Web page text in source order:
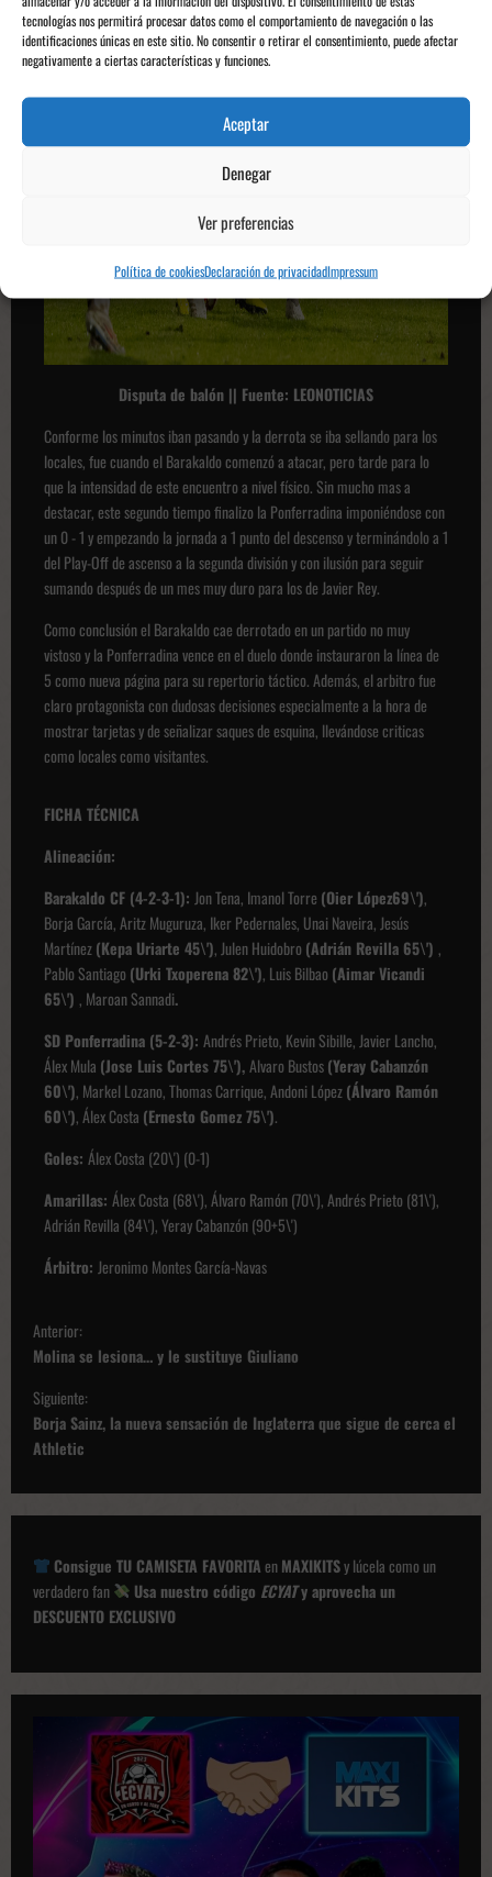
tecnologías nos permitirá procesar datos como el comportamiento de navegación o las
identificaciones únicas en este sitio. No consentir o retirar el consentimiento, puede afectar
negativamente a ciertas características y funciones.
Aceptar
Denegar
Ver preferencias
Política de cookiesDeclaración de privacidadImpressum
Disputa de balón || Fuente: LEONOTICIAS
Conforme los minutos iban pasando y la derrota se iba sellando para los
locales, fue cuando el Barakaldo comenzó a atacar, pero tarde para lo
que la intensidad de este encuentro a nivel físico. Sin mucho mas a
destacar, este segundo tiempo finalizo la Ponferradina imponiéndose con
un 0 - 1 y empezando la jornada a 1 punto del descenso y terminándolo a 1
del Play-Off de ascenso a la segunda división y con ilusión para seguir
sumando después de un mes muy duro para los de Javier Rey.
Como conclusión el Barakaldo cae derrotado en un partido no muy
vistoso y la Ponferradina vence en el duelo donde instauraron la línea de
5 como nueva página para su repertorio táctico. Además, el arbitro fue
claro protagonista con dudosas decisiones especialmente a la hora de
mostrar tarjetas y de señalizar saques de esquina, llevándose criticas
como locales como visitantes.
FICHA TÉCNICA
Alineación:
Barakaldo CF (4-2-3-1): Jon Tena, Imanol Torre (Oier López69\'),
Borja García, Aritz Muguruza, Iker Pedernales, Unai Naveira, Jesús
Martínez(Kepa Uriarte 45\'), Julen Huidobro (Adrián Revilla 65\') ,
Pablo Santiago (Urki Txoperena 82\'), Luis Bilbao (Aimar Vicandi
65\') , Maroan Sannadi.
SD Ponferradina (5-2-3): Andrés Prieto, Kevin Sibille, Javier Lancho,
Álex Mula (Jose Luis Cortes75\'),Alvaro Bustos(Yeray Cabanzón
60\'), Markel Lozano, Thomas Carrique, Andoni López(Álvaro Ramón
60\'), Álex Costa (Ernesto Gomez 75\').
Goles: Álex Costa (20\') (0-1)
Amarillas: Álex Costa (68\'), Álvaro Ramón (70\'), Andrés Prieto (81\'),
Adrián Revilla (84\'), Yeray Cabanzón (90+5\')
Árbitro: Jeronimo Montes García-Navas
N
a
v
e
g
a
c
i
ó
n
e
b
l
Anterior:
Molina se lesiona… y le sustituye Giuliano
Siguiente:
Borja Sainz, la nueva sensación de Inglaterra que sigue de cerca el
Athletic
Consigue TU CAMISETA FAVORITAenMAXIKITSy lúcela como un
verdadero fan
Usa nuestro código ECYATy aprovecha un
DESCUENTO EXCLUSIVO